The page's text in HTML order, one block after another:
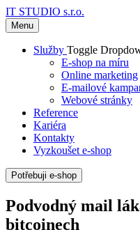
IT STUDIO s.r.o.
Menu
Služby Toggle
E-shop na míru
Online marketing
E-mailové
Webové stránky
Reference
Kariéra
Kontakty
Vyzkoušet e-shop
Potřebuji e-shop
Podvodný mail
bitcoinech